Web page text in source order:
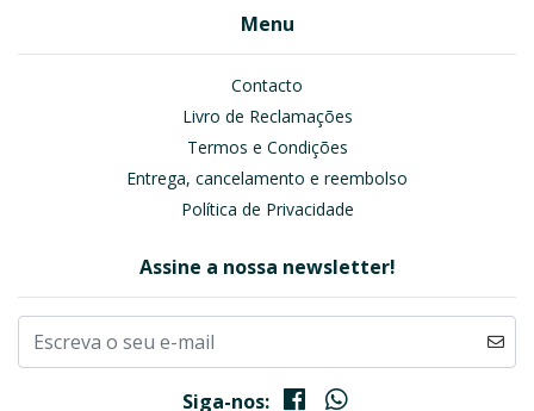
Menu
Contacto
Livro de Reclamações
Termos e Condições
Entrega, cancelamento e reembolso
Política de Privacidade
Assine a nossa newsletter!
Siga-nos: